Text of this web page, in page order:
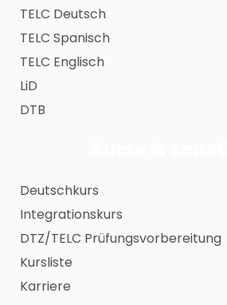
TELC Deutsch
TELC Spanisch
TELC Englisch
LiD
DTB
Deutschkurs
Integrationskurs
DTZ/TELC Prüfungsvorbereitung
Kursliste
Karriere